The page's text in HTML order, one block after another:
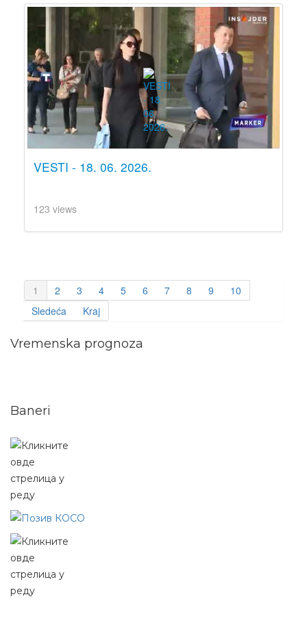
VESTI - 18. 06. 2026.
123 views
1 2 3 4 5 6 7 8 9
10
Sledeća
Kraj
Vremenska prognoza
Baneri